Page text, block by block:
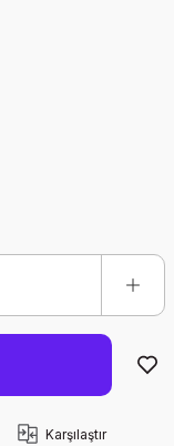
Karşılaştır